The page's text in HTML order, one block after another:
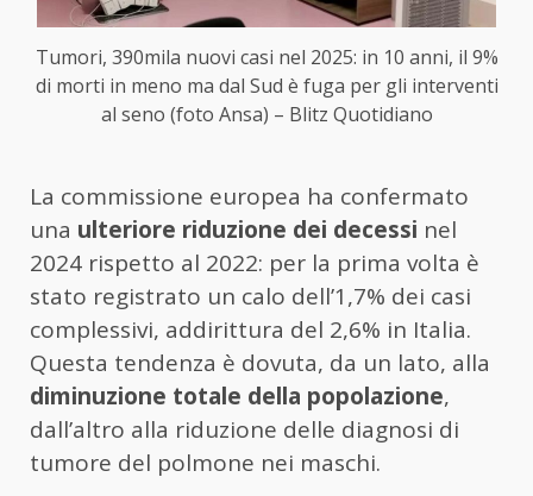
Tumori, 390mila nuovi casi nel 2025: in 10 anni, il 9%
di morti in meno ma dal Sud è fuga per gli interventi
al seno (foto Ansa) – Blitz Quotidiano
La commissione europea ha confermato
una ulteriore riduzione dei decessi nel
2024 rispetto al 2022: per la prima volta è
stato registrato un calo dell’1,7% dei casi
complessivi, addirittura del 2,6% in Italia.
Questa tendenza è dovuta, da un lato, alla
diminuzione totale della popolazione,
dall’altro alla riduzione delle diagnosi di
tumore del polmone nei maschi.